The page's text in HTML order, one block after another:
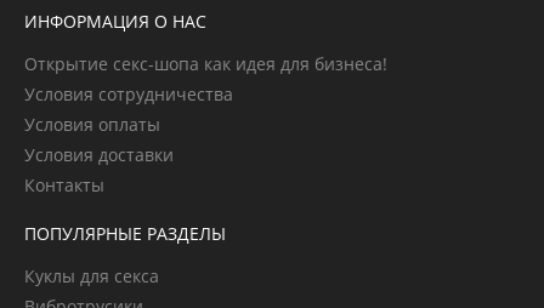
ИНФОРМАЦИЯ О НАС
Открытие секс-шопа как идея для бизнеса!
Условия сотрудничества
Условия оплаты
Условия доставки
Контакты
ПОПУЛЯРНЫЕ РАЗДЕЛЫ
Куклы для секса